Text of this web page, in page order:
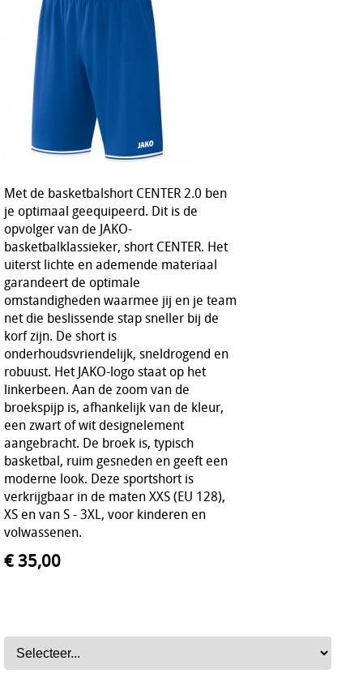
Met de basketbalshort CENTER 2.0 ben
je optimaal geequipeerd. Dit is de
opvolger van de JAKO-
basketbalklassieker, short CENTER. Het
uiterst lichte en ademende materiaal
garandeert de optimale
omstandigheden waarmee jij en je team
net die beslissende stap sneller bij de
korf zijn. De short is
onderhoudsvriendelijk, sneldrogend en
robuust. Het JAKO-logo staat op het
linkerbeen. Aan de zoom van de
broekspijp is, afhankelijk van de kleur,
een zwart of wit designelement
aangebracht. De broek is, typisch
basketbal, ruim gesneden en geeft een
moderne look. Deze sportshort is
verkrijgbaar in de maten XXS (EU 128),
XS en van S - 3XL, voor kinderen en
volwassenen.
€ 35,00